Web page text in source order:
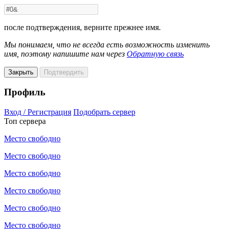
после подтверждения, верните прежнее имя.
Мы понимаем, что не всегда есть возможность изменить
имя, поэтому напишите нам через Обратную связь
Закрыть Подтвердить
Профиль
Вход / Регистрация Подобрать сервер
Топ сервера
Место свободно
Место свободно
Место свободно
Место свободно
Место свободно
Место свободно